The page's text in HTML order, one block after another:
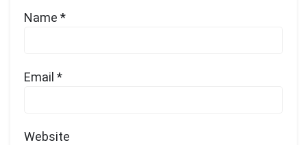
Name *
Email *
Website